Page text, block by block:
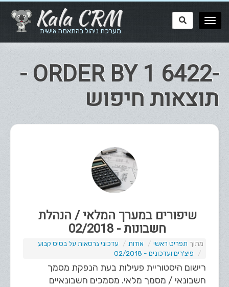
Kala CRM
מערכת ניהול בהתאמה אישית
-6422 ORDER BY 1 -
תוצאות חיפוש
שיפורים במערך המלאי / הנהלת
חשבונות - 02/2018
תפריט ראשי אודות
עדכוני גרסאות על בסיס קבוע
פיצ'רים ועדכונים - 02/2018
רישום היסטוריית פעילות בעת הנפקת מסמך
חשבונאי / מסמך מלאי. מסמכים חשבונאיים